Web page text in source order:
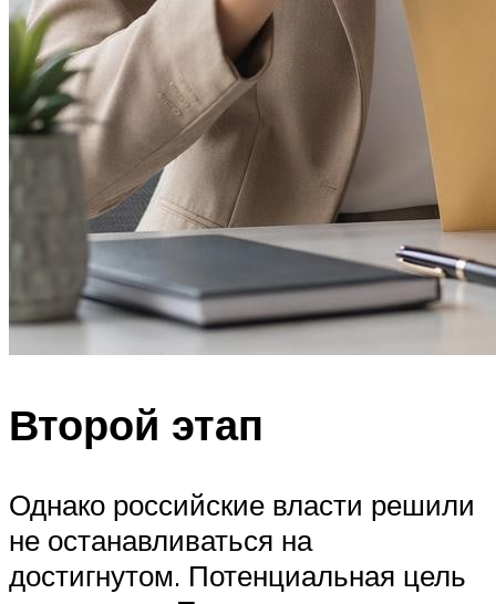
Второй этап
Однако российские власти решили
не останавливаться на
достигнутом. Потенциальная цель